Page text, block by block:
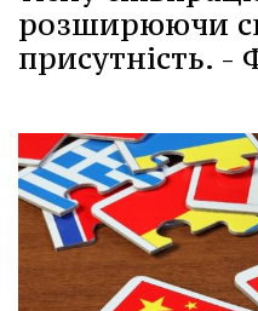
розширюючи
присутність. -